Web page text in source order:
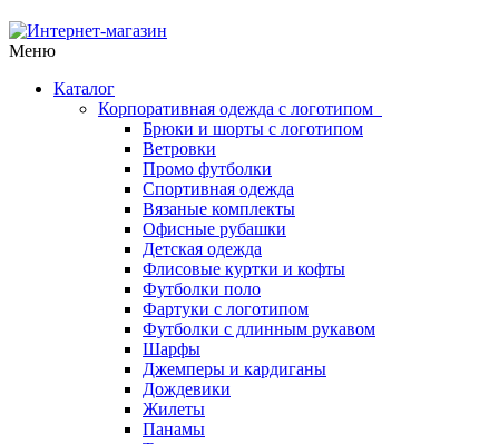
Меню
Каталог
Корпоративная одежда с логотипом
Брюки и шорты с логотипом
Ветровки
Промо футболки
Спортивная одежда
Вязаные комплекты
Офисные рубашки
Детская одежда
Флисовые куртки и кофты
Футболки поло
Фартуки с логотипом
Футболки с длинным рукавом
Шарфы
Джемперы и кардиганы
Дождевики
Жилеты
Панамы